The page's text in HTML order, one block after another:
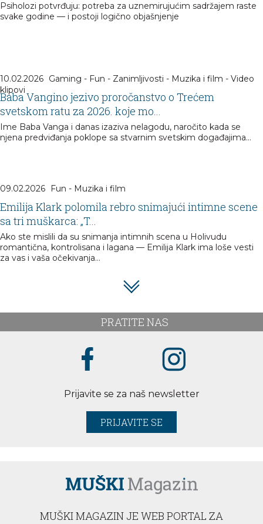
Psiholozi potvrđuju: potreba za uznemirujućim sadržajem raste
svake godine — i postoji logično objašnjenje
10.02.2026 Gaming - Fun - Zanimljivosti - Muzika i film - Video
klipovi
Baba Vangino jezivo proročanstvo o Trećem
svetskom ratu za 2026. koje mo...
Ime Baba Vanga i danas izaziva nelagodu, naročito kada se
njena predviđanja poklope sa stvarnim svetskim događajima…
09.02.2026 Fun - Muzika i film
Emilija Klark polomila rebro snimajući intimne scene
sa tri muškarca: „T...
Ako ste mislili da su snimanja intimnih scena u Holivudu
romantična, kontrolisana i lagana — Emilija Klark ima loše vesti
za vas i vaša očekivanja…
PRATITE NAS
Prijavite se za naš newsletter
PRIJAVITE SE
MUŠKI MAGAZIN JE WEB PORTAL ZA